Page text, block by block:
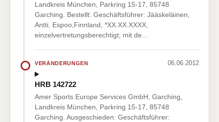
Landkreis München, Parkring 15-17, 85748
Garching. Bestellt: Geschäftsführer: Jääskeläinen,
Antti, Espoo,Finnland, *XX.XX.XXXX,
einzelvertretungsberechtigt; mit de…
VERÄNDERUNGEN 06.06.2012
HRB 142722
Amer Sports Europe Services GmbH, Garching,
Landkreis München, Parkring 15-17, 85748
Garching. Ausgeschieden: Geschäftsführer: